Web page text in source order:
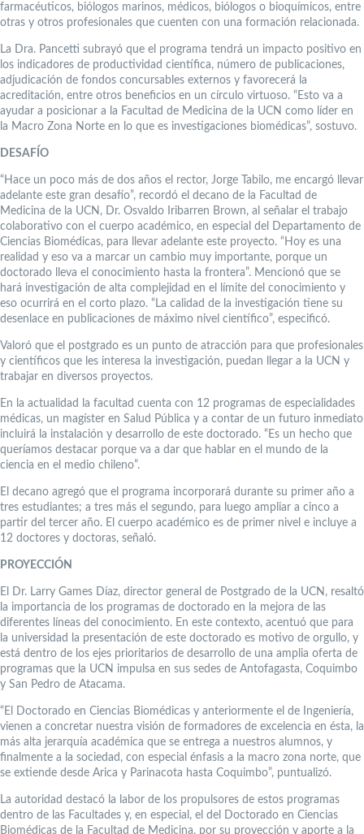
farmacéuticos, biólogos marinos, médicos, biólogos o bioquímicos, entre
otras y otros profesionales que cuenten con una formación relacionada.
La Dra. Pancetti subrayó que el programa tendrá un impacto positivo en
los indicadores de productividad científica, número de publicaciones,
adjudicación de fondos concursables externos y favorecerá la
acreditación, entre otros beneficios en un círculo virtuoso. “Esto va a
ayudar a posicionar a la Facultad de Medicina de la UCN como líder en
la Macro Zona Norte en lo que es investigaciones biomédicas”, sostuvo.
DESAFÍO
“Hace un poco más de dos años el rector, Jorge Tabilo, me encargó llevar
adelante este gran desafío”, recordó el decano de la Facultad de
Medicina de la UCN, Dr. Osvaldo Iribarren Brown, al señalar el trabajo
colaborativo con el cuerpo académico, en especial del Departamento de
Ciencias Biomédicas, para llevar adelante este proyecto. “Hoy es una
realidad y eso va a marcar un cambio muy importante, porque un
doctorado lleva el conocimiento hasta la frontera”. Mencionó que se
hará investigación de alta complejidad en el límite del conocimiento y
eso ocurrirá en el corto plazo. “La calidad de la investigación tiene su
desenlace en publicaciones de máximo nivel científico”, especificó.
Valoró que el postgrado es un punto de atracción para que profesionales
y científicos que les interesa la investigación, puedan llegar a la UCN y
trabajar en diversos proyectos.
En la actualidad la facultad cuenta con 12 programas de especialidades
médicas, un magíster en Salud Pública y a contar de un futuro inmediato
incluirá la instalación y desarrollo de este doctorado. “Es un hecho que
queríamos destacar porque va a dar que hablar en el mundo de la
ciencia en el medio chileno”.
El decano agregó que el programa incorporará durante su primer año a
tres estudiantes; a tres más el segundo, para luego ampliar a cinco a
partir del tercer año. El cuerpo académico es de primer nivel e incluye a
12 doctores y doctoras, señaló.
PROYECCIÓN
El Dr. Larry Games Díaz, director general de Postgrado de la UCN, resaltó
la importancia de los programas de doctorado en la mejora de las
diferentes líneas del conocimiento. En este contexto, acentuó que para
la universidad la presentación de este doctorado es motivo de orgullo, y
está dentro de los ejes prioritarios de desarrollo de una amplia oferta de
programas que la UCN impulsa en sus sedes de Antofagasta, Coquimbo
y San Pedro de Atacama.
“El Doctorado en Ciencias Biomédicas y anteriormente el de Ingeniería,
vienen a concretar nuestra visión de formadores de excelencia en ésta, la
más alta jerarquía académica que se entrega a nuestros alumnos, y
finalmente a la sociedad, con especial énfasis a la macro zona norte, que
se extiende desde Arica y Parinacota hasta Coquimbo”, puntualizó.
La autoridad destacó la labor de los propulsores de estos programas
dentro de las Facultades y, en especial, el del Doctorado en Ciencias
Biomédicas de la Facultad de Medicina, por su proyección y aporte a la